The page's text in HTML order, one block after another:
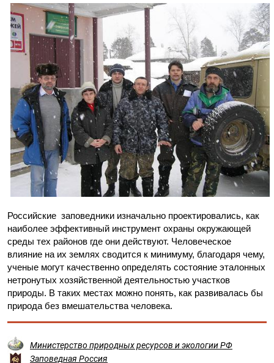
Российские заповедники изначально проектировались, как
наиболее эффективный инструмент охраны окружающей
среды тех районов где они действуют. Человеческое
влияние на их землях сводится к минимуму, благодаря чему,
ученые могут качественно определять состояние эталонных
нетронутых хозяйственной деятельностью участков
природы. В таких местах можно понять, как развивалась бы
природа без вмешательства человека.
Министерство природных ресурсов и экологии РФ
Заповедная Россия